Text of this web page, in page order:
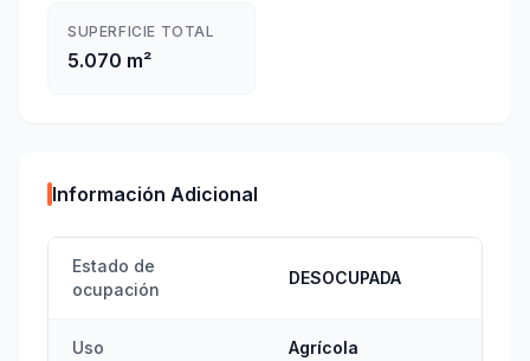
SUPERFICIE TOTAL
5.070 m²
Información Adicional
Estado de
ocupación
DESOCUPADA
Uso Agrícola